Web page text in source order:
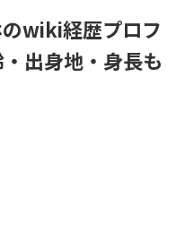
wiki経歴プロフ
出身地・身長も